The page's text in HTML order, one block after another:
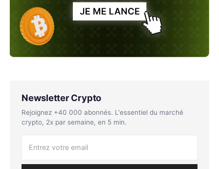
Newsletter Crypto
Rejoignez +40 000 abonnés. L'essentiel du marché
crypto, 2x par semaine, en 5 min.